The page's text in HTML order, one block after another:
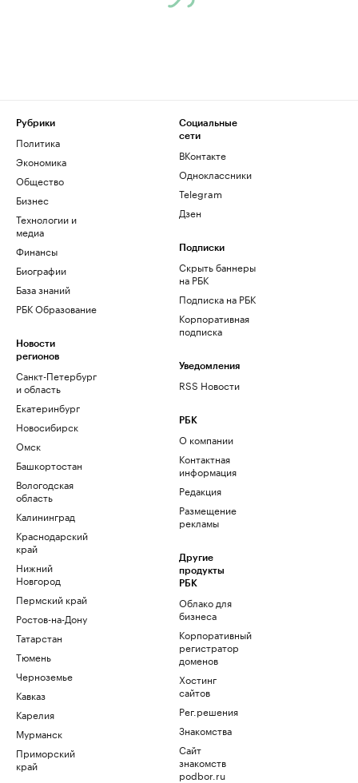
Рубрики
Политика
Экономика
Общество
Бизнес
Технологии и
медиа
Финансы
Биографии
База знаний
РБК Образование
Новости
регионов
Санкт-Петербург
и область
Екатеринбург
Новосибирск
Омск
Башкортостан
Вологодская
область
Калининград
Краснодарский
край
Нижний
Новгород
Пермский край
Ростов-на-Дону
Татарстан
Тюмень
Черноземье
Кавказ
Карелия
Мурманск
Приморский
край
Социальные
сети
ВКонтакте
Одноклассники
Telegram
Дзен
Подписки
Скрыть баннеры
на РБК
Подписка на РБК
Корпоративная
подписка
Уведомления
RSS Новости
РБК
О компании
Контактная
информация
Редакция
Размещение
рекламы
Другие
продукты
РБК
Облако для
бизнеса
Корпоративный
регистратор
доменов
Хостинг
сайтов
Рег.решения
Знакомства
Сайт
знакомств
podbor.ru